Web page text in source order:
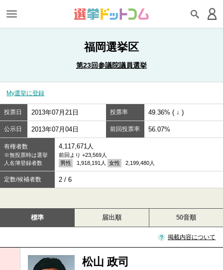
福岡選挙区
第23回参議院議員選挙
My選挙に登録
投票日 2013年07月21日 投票率 49.36% ( ↓ )
公示日 2013年07月04日 前回投票率 56.07%
有権者数
※無投票時は選挙
人名簿登録者数
4,117,671人
前回より +23,569人
男性
1,918,191人 女性 2,199,480人
定数/候補者数 2 / 6
標準 届出順 50音順
掲載内容について
松山 政司